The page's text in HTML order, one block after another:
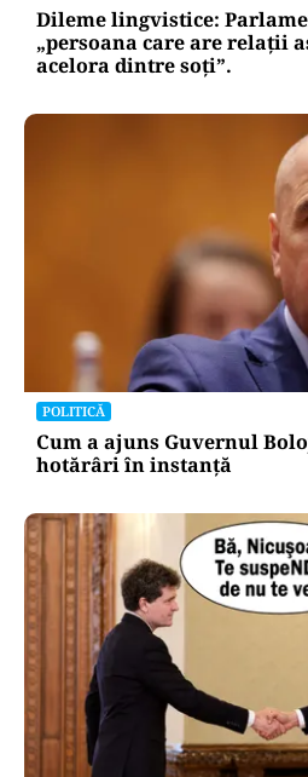
Dileme lingvistice:
„persoana care are relații
acelora dintre soți”.
POLITICĂ
Cum a ajuns Guvernul
hotărâri în instanță